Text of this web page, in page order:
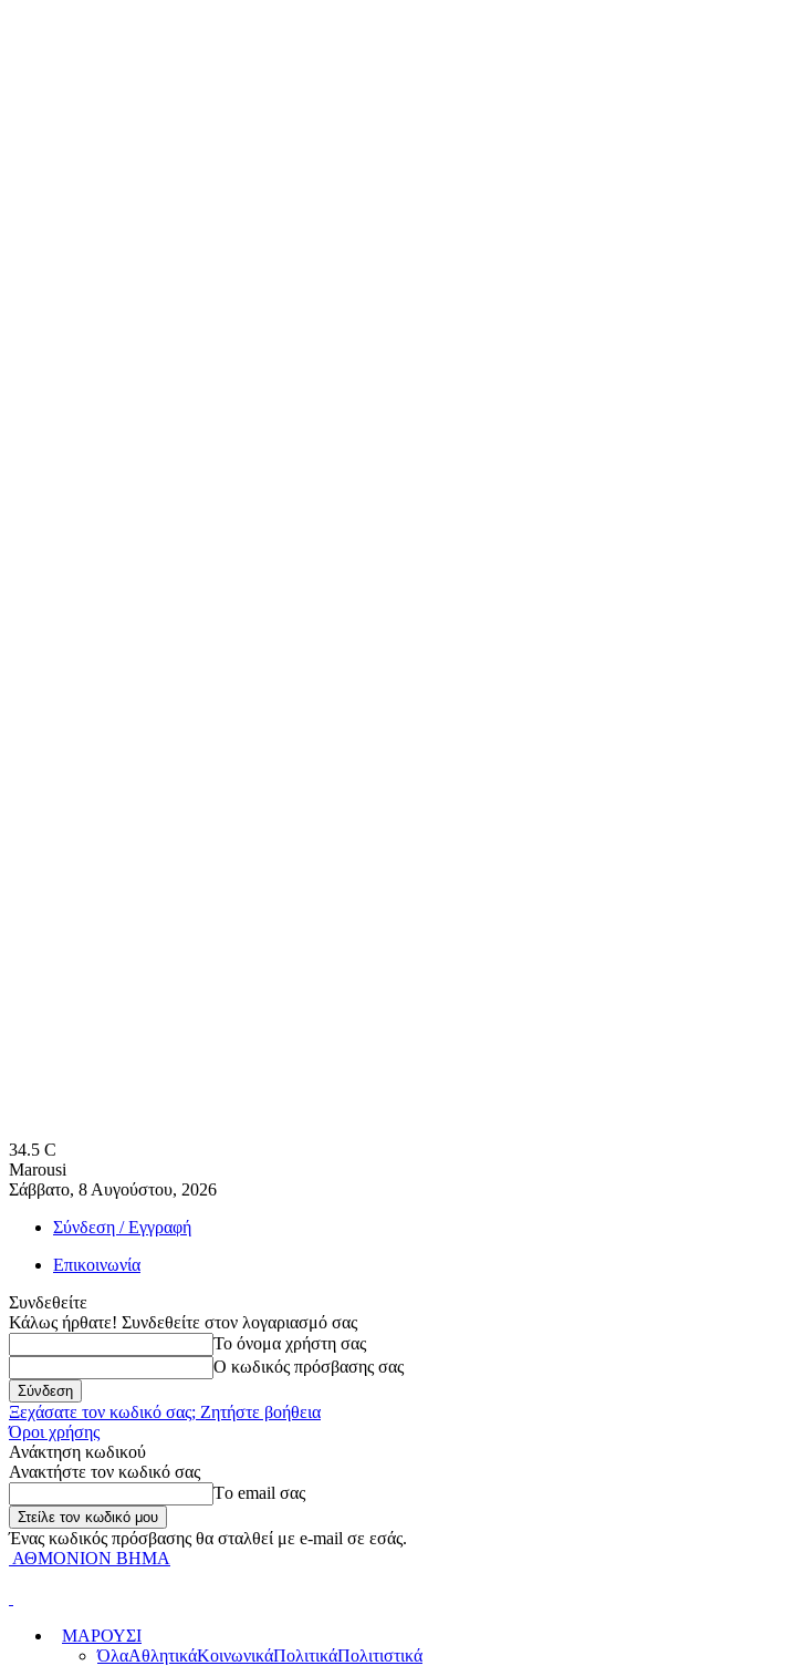
34.5 C
Marousi
Σάββατο, 8 Αυγούστου, 2026
Σύνδεση / Εγγραφή
Επικοινωνία
Συνδεθείτε
Κάλως ήρθατε! Συνδεθείτε στον λογαριασμό σας
Το όνομα χρήστη σας
Ο κωδικός πρόσβασης σας
Ξεχάσατε τον κωδικό σας; Ζητήστε βοήθεια
Όροι χρήσης
Ανάκτηση κωδικού
Ανακτήστε τον κωδικό σας
Tο email σας
Ένας κωδικός πρόσβασης θα σταλθεί με e-mail σε εσάς.
ΑΘΜΟΝΙΟΝ ΒΗΜΑ
ΜΑΡΟΥΣΙ
ΌλαΑθλητικάΚοινωνικάΠολιτικάΠολιτιστικά